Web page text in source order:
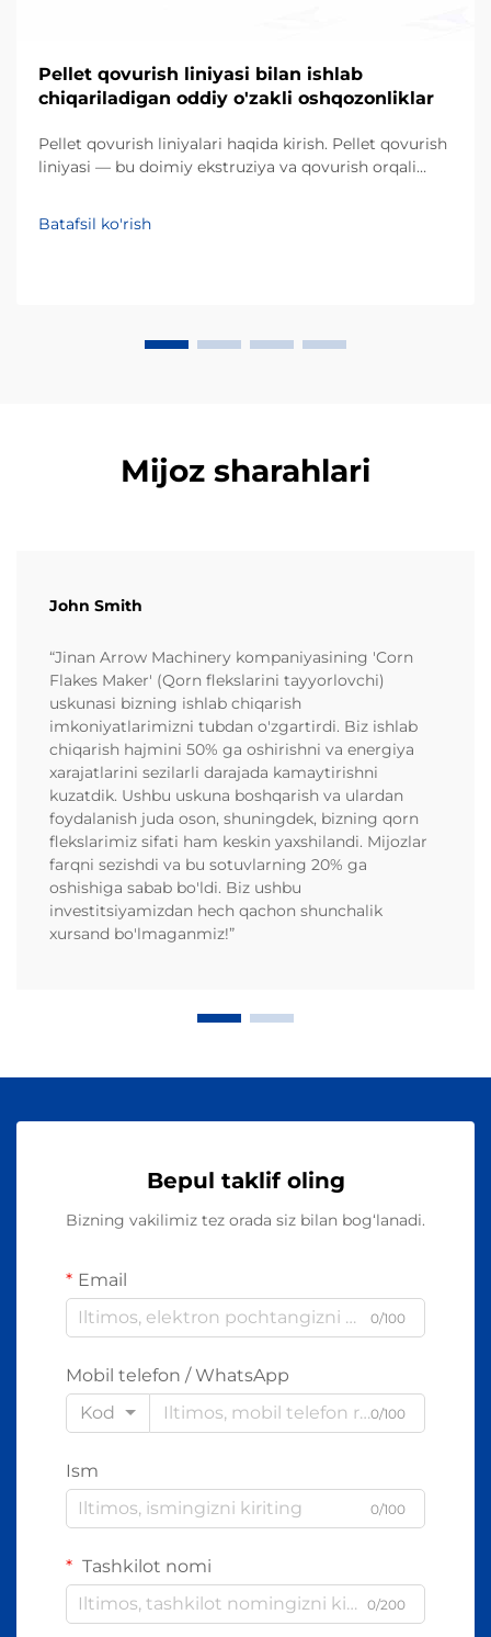
Pellet qovurish liniyasi bilan ishlab
chiqariladigan oddiy o'zakli oshqozonliklar
Pellet qovurish liniyalari haqida kirish. Pellet qovurish
liniyasi — bu doimiy ekstruziya va qovurish orqali
oshqozonliklarga aylantiruvchi sanoat tizimidir.
An'anaviy partiyaviy qovurishdan farqli o'laroq, bu
Batafsil ko'rish
Mijoz sharahlari
John Smith
“Jinan Arrow Machinery kompaniyasining 'Corn
Flakes Maker' (Qorn flekslarini tayyorlovchi)
uskunasi bizning ishlab chiqarish
imkoniyatlarimizni tubdan o'zgartirdi. Biz ishlab
chiqarish hajmini 50% ga oshirishni va energiya
xarajatlarini sezilarli darajada kamaytirishni
kuzatdik. Ushbu uskuna boshqarish va ulardan
foydalanish juda oson, shuningdek, bizning qorn
flekslarimiz sifati ham keskin yaxshilandi. Mijozlar
farqni sezishdi va bu sotuvlarning 20% ga
oshishiga sabab bo'ldi. Biz ushbu
investitsiyamizdan hech qachon shunchalik
xursand bo'lmaganmiz!”
Bepul taklif oling
Bizning vakilimiz tez orada siz bilan bog‘lanadi.
Email
0/100
Mobil telefon / WhatsApp
Kod
0/100
Ism
0/100
Tashkilot nomi
0/200